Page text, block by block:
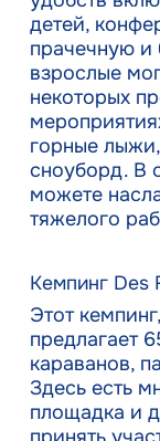
детей,
прачечную и
взрослые
некоторых
горные
сноуборд. В
можете
тяжелого
Кемпинг Des
Этот
предлагает
караванов,
Здесь есть
площадка и